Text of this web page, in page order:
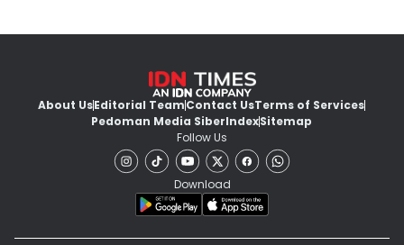
About UsEditorial TeamContact UsTerms of Services
Pedoman Media SiberIndexSitemap
Follow Us
Download